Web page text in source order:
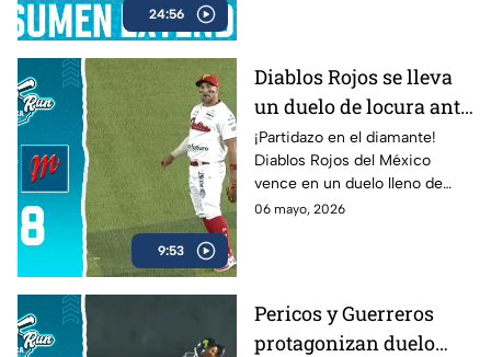
24:56
9:53
Diablos Rojos se lleva
un duelo de locura ante
El Águila de Veracruz
(8-7)
¡Partidazo en el diamante!
Diablos Rojos del México
vence en un duelo lleno de
emociones a El Águila de
06 mayo, 2026
Pericos y Guerreros
protagonizan duelo